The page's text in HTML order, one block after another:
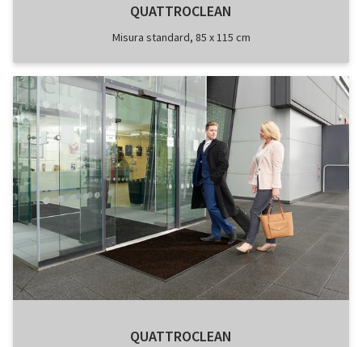
QUATTROCLEAN
Misura standard, 85 x 115 cm
QUATTROCLEAN